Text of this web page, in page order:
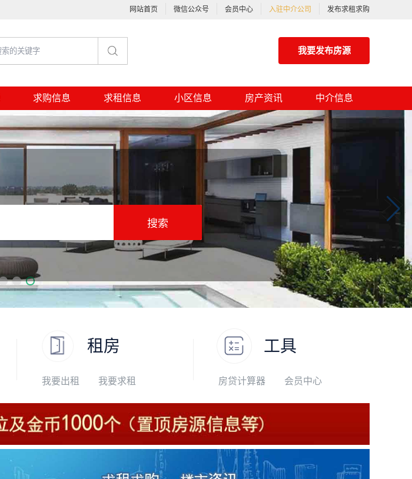
网站首页 微信公众号 会员中心 入驻中介公司 发布求租求购
我要发布房源
求购信息 求租信息 小区信息 房产资讯 中介信息
搜索
租房
我要出租 我要求租
工具
房贷计算器 会员中心